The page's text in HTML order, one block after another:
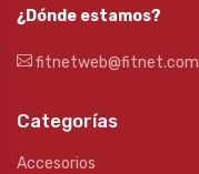
¿Dónde estamos?
Categorías
Accesorios